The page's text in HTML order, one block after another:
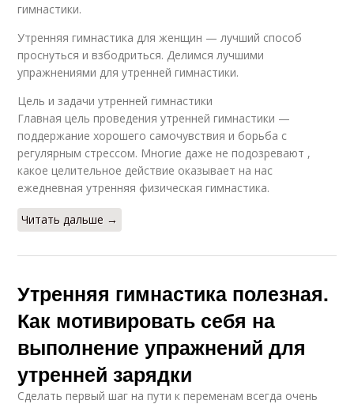
гимнастики.
Утренняя гимнастика для женщин — лучший способ
проснуться и взбодриться. Делимся лучшими
упражнениями для утренней гимнастики.
Цель и задачи утренней гимнастики
Главная цель проведения утренней гимнастики —
поддержание хорошего самочувствия и борьба с
регулярным стрессом. Многие даже не подозревают ,
какое целительное действие оказывает на нас
ежедневная утренняя физическая гимнастика.
Читать дальше →
Утренняя гимнастика полезная.
Как мотивировать себя на
выполнение упражнений для
утренней зарядки
Сделать первый шаг на пути к переменам всегда очень